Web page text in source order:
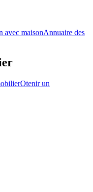
avec maisonAnnuaire des
Otenir un